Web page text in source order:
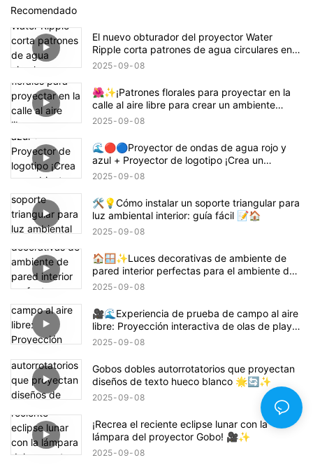
Recomendado
El nuevo obturador del proyector Water
Ripple corta patrones de agua circulares en
rectángulos, cuadrados o semicírculos.
2025 09 08
🌺✨¡Patrones florales para proyectar en la
calle al aire libre para crear un ambiente
animado! 🌸🏙️
2025 09 08
🌊🔴🔵Proyector de ondas de agua rojo y
azul + Proyector de logotipo ¡Crea un
ambiente con temática de Demon Slayer
2025 09 08
🛠️💡Cómo instalar un soporte triangular para
luz ambiental interior: guía fácil 📝🏠
2025 09 08
🏠🪟✨Luces decorativas de ambiente de
pared interior perfectas para el ambiente del
hogar
2025 09 08
🎥🌊Experiencia de prueba de campo al aire
libre: Proyección interactiva de olas de playa
🌊✨
2025 09 08
Gobos dobles autorrotatorios que proyectan
diseños de texto hueco blanco 🌟🔄✨
2025 09 08
¡Recrea el reciente eclipse lunar con la
lámpara del proyector Gobo! 🎥✨
2025 09 08